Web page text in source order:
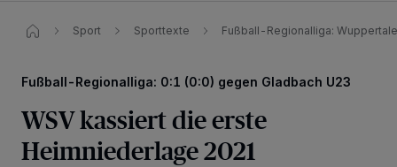
Sport Sporttexte Fußball-Regionalliga:
Fußball-Regionalliga: 0:1 (0:0) gegen Gladbach U23
WSV kassiert die erste
Heimniederlage 2021